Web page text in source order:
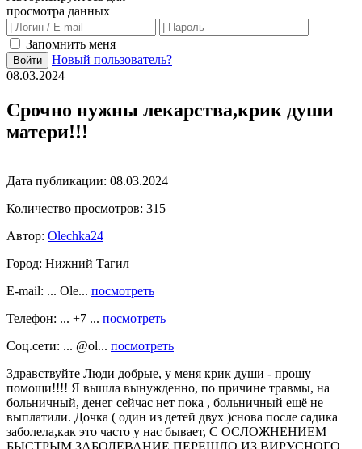
просмотра данных
Запомнить меня
Войти
Новый пользователь?
08.03.2024
Срочно нужны лекарства,крик души
матери!!!
Дата публикации: 08.03.2024
Количество просмотров: 315
Автор: Olechka24
Город: Нижний Тагил
E-mail: ... Ole... посмотреть
Телефон: ... +7 ... посмотреть
Соц.сети: ... @ol... посмотреть
Здравствуйте Люди добрые, у меня крик души - прошу
помощи!!!! Я вышла вынужденно, по причине травмы, на
больничный, денег сейчас нет пока , больничный ещё не
выплатили. Дочка ( один из детей двух )снова после садика
заболела,как это часто у нас бывает, С ОСЛОЖНЕНИЕМ
БЫСТРЫМ ЗАБОЛЕВАНИЕ ПЕРЕШЛО ИЗ ВИРУСНОГО